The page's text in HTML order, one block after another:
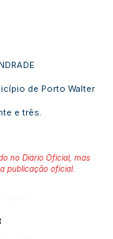
de Porto Walter
e três.
no Diário Oficial, mas
publicação oficial.